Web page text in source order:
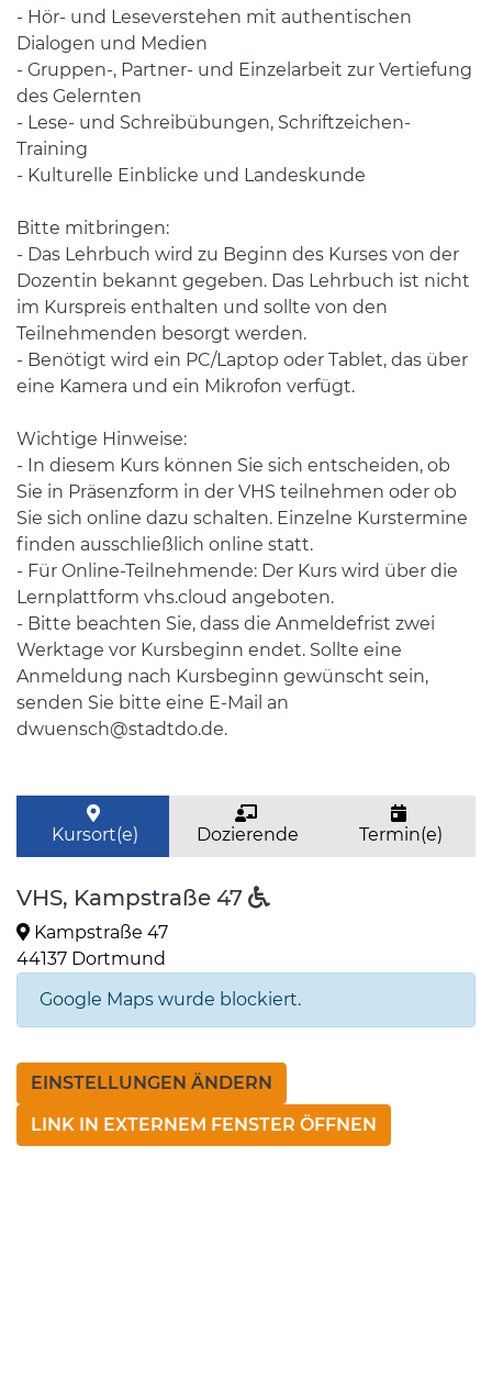
- Hör- und Leseverstehen mit authentischen
Dialogen und Medien
- Gruppen-, Partner- und Einzelarbeit zur Vertiefung
des Gelernten
- Lese- und Schreibübungen, Schriftzeichen-
Training
- Kulturelle Einblicke und Landeskunde
Bitte mitbringen:
- Das Lehrbuch wird zu Beginn des Kurses von der
Dozentin bekannt gegeben. Das Lehrbuch ist nicht
im Kurspreis enthalten und sollte von den
Teilnehmenden besorgt werden.
- Benötigt wird ein PC/Laptop oder Tablet, das über
eine Kamera und ein Mikrofon verfügt.
Wichtige Hinweise:
- In diesem Kurs können Sie sich entscheiden, ob
Sie in Präsenzform in der VHS teilnehmen oder ob
Sie sich online dazu schalten. Einzelne Kurstermine
finden ausschließlich online statt.
- Für Online-Teilnehmende: Der Kurs wird über die
Lernplattform vhs.cloud angeboten.
- Bitte beachten Sie, dass die Anmeldefrist zwei
Werktage vor Kursbeginn endet. Sollte eine
Anmeldung nach Kursbeginn gewünscht sein,
senden Sie bitte eine E-Mail an
dwuensch@stadtdo.de.
Kursort(e) Dozierende Termin(e)
VHS, Kampstraße 47
Kampstraße 47
44137 Dortmund
Google Maps wurde blockiert.
EINSTELLUNGEN ÄNDERN
LINK IN EXTERNEM FENSTER ÖFFNEN